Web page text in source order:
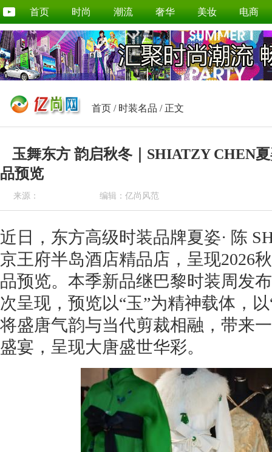
首页 时尚 潮流 奢华 美妆 电商
首页 / 时装名品 / 正文
玉舞东方 韵启秋冬｜SHIATZY CHEN夏
品预览
来源： 编辑：亿尚风范
近日，东方高级时装品牌夏姿· 陈
京王府半岛酒店精品店，呈现2026
品预览。本季新品继巴黎时装周发
次呈现，预览以“玉”为精神载体，
将盛唐气韵与当代剪裁相融，带来
盛宴，呈现大唐盛世华彩。